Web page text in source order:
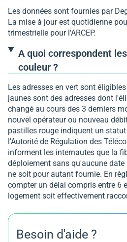
Les données sont fournies par
La mise à jour est quotidienne
trimestrielle pour l'ARCEP.
A quoi correspondent
couleur ?
Les adresses en vert sont
jaunes sont des adresses dont
changé au cours des 3 derniers
nouvel opérateur ou nouveau
pastilles rouge indiquent un
l'Autorité de Régulation des
informent les internautes que la
déploiement sans qu'aucune
ne soit pour autant fournie. En
compter un délai compris entre 6
logement soit effectivement
Besoin d'aide ?